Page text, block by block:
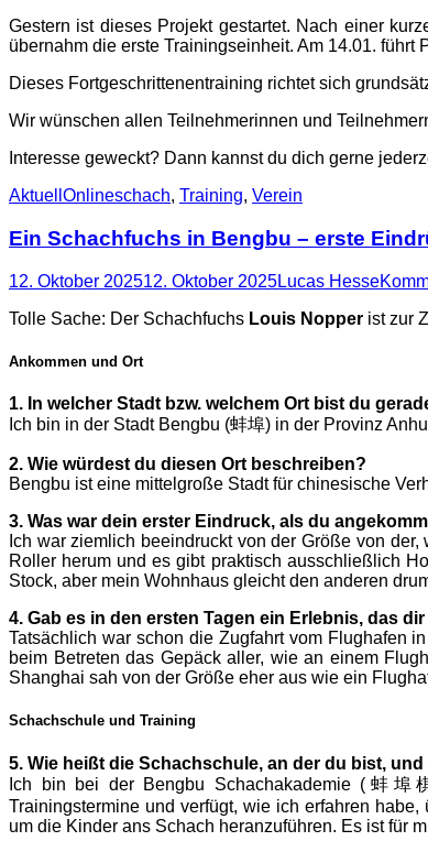
Gestern ist dieses Projekt gestartet. Nach einer
übernahm die erste Trainingseinheit. Am 14.01. führt
Dieses Fortgeschrittenentraining richtet sich
Wir wünschen allen Teilnehmerinnen und
Interesse geweckt? Dann kannst du dich gerne
Kategorien
Aktuell Schlagworte
Onlineschach, Training, Verein
Ein Schachfuchs in Bengbu – erste
Posted
12. Oktober 202512. Oktober 2025Autor
Lucas Hesse
Tolle Sache: Der Schachfuchs Louis Nopper ist zur
Ankommen und Ort
1. In welcher Stadt bzw. welchem Ort bist du
Ich bin in der Stadt Bengbu (蚌埠) in der Provinz
2. Wie würdest du diesen Ort beschreiben?
Bengbu ist eine mittelgroße Stadt für chinesische
3. Was war dein erster Eindruck, als du
Ich war ziemlich beeindruckt von der Größe von
Roller herum und es gibt praktisch ausschließlich
Stock, aber mein Wohnhaus gleicht den anderen
4. Gab es in den ersten Tagen ein Erlebnis, das
Tatsächlich war schon die Zugfahrt vom Flughafen
beim Betreten das Gepäck aller, wie an einem
Shanghai sah von der Größe eher aus wie ein
Schachschule und Training
5. Wie heißt die Schachschule, an der du bist,
Ich bin bei der Bengbu Schachakademie (蚌埠
Trainingstermine und verfügt, wie ich erfahren
um die Kinder ans Schach heranzuführen. Es ist für